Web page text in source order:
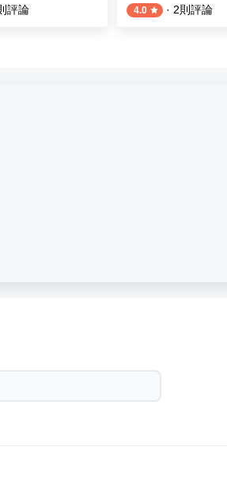
評論 4.0 · 2則評論